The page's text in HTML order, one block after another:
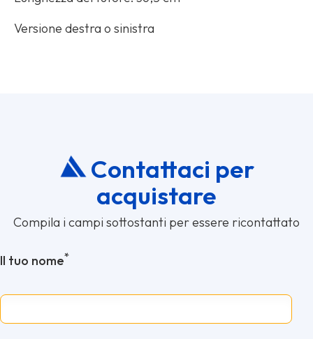
Versione destra o sinistra
Contattaci per
acquistare
Compila i campi sottostanti per essere ricontattato
Il tuo nome*